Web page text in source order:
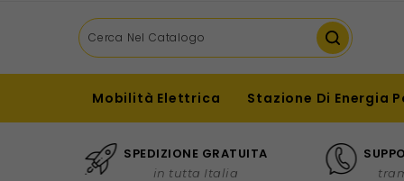
Mobilità Elettrica Stazione Di Energia
SPEDIZIONE GRATUITA
in tutta Italia